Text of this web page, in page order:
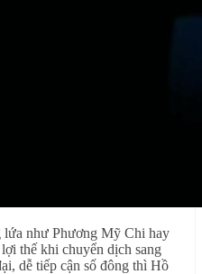
lứa như Phương Mỹ Chi hay
thế khi chuyển dịch sang
dễ tiếp cận số đông thì Hồ